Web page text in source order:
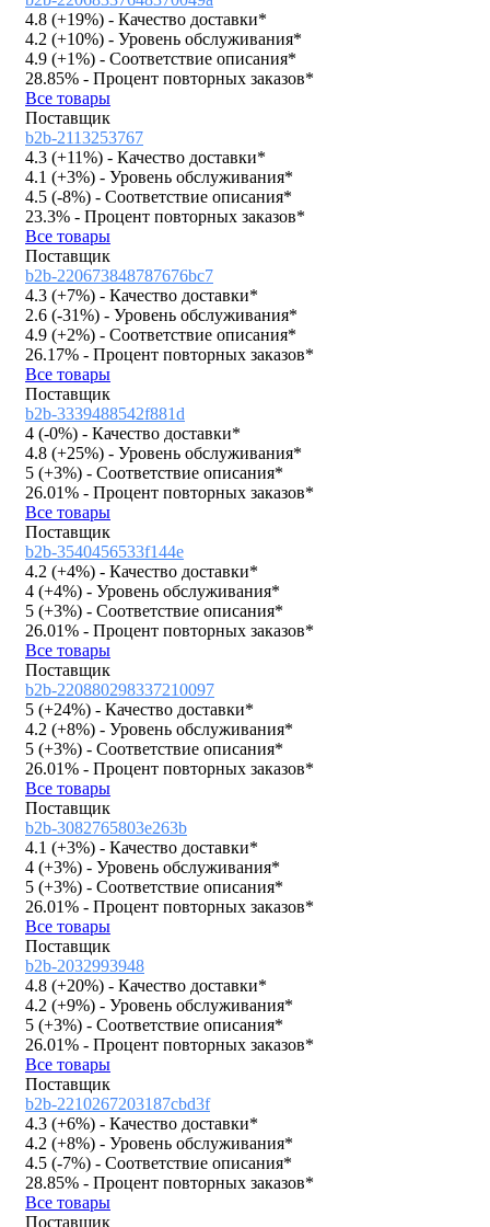
4.8 (+19%) - Качество доставки*
4.2 (+10%) - Уровень обслуживания*
4.9 (+1%) - Соответствие описания*
28.85% - Процент повторных заказов*
Все товары
Поставщик
b2b-2113253767
4.3 (+11%) - Качество доставки*
4.1 (+3%) - Уровень обслуживания*
4.5 (-8%) - Соответствие описания*
23.3% - Процент повторных заказов*
Все товары
Поставщик
b2b-220673848787676bc7
4.3 (+7%) - Качество доставки*
2.6 (-31%) - Уровень обслуживания*
4.9 (+2%) - Соответствие описания*
26.17% - Процент повторных заказов*
Все товары
Поставщик
b2b-3339488542f881d
4 (-0%) - Качество доставки*
4.8 (+25%) - Уровень обслуживания*
5 (+3%) - Соответствие описания*
26.01% - Процент повторных заказов*
Все товары
Поставщик
b2b-3540456533f144e
4.2 (+4%) - Качество доставки*
4 (+4%) - Уровень обслуживания*
5 (+3%) - Соответствие описания*
26.01% - Процент повторных заказов*
Все товары
Поставщик
b2b-220880298337210097
5 (+24%) - Качество доставки*
4.2 (+8%) - Уровень обслуживания*
5 (+3%) - Соответствие описания*
26.01% - Процент повторных заказов*
Все товары
Поставщик
b2b-3082765803e263b
4.1 (+3%) - Качество доставки*
4 (+3%) - Уровень обслуживания*
5 (+3%) - Соответствие описания*
26.01% - Процент повторных заказов*
Все товары
Поставщик
b2b-2032993948
4.8 (+20%) - Качество доставки*
4.2 (+9%) - Уровень обслуживания*
5 (+3%) - Соответствие описания*
26.01% - Процент повторных заказов*
Все товары
Поставщик
b2b-2210267203187cbd3f
4.3 (+6%) - Качество доставки*
4.2 (+8%) - Уровень обслуживания*
4.5 (-7%) - Соответствие описания*
28.85% - Процент повторных заказов*
Все товары
Поставщик